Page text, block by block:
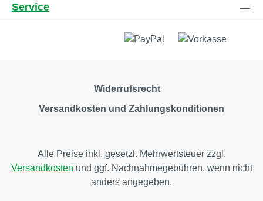
Service
Widerrufsrecht
Versandkosten und Zahlungskonditionen
Alle Preise inkl. gesetzl. Mehrwertsteuer zzgl.
Versandkosten und ggf. Nachnahmegebühren, wenn nicht
anders angegeben.